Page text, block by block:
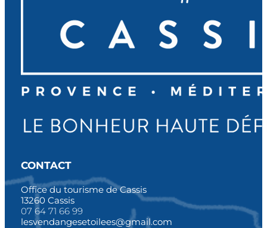
CONTACT
Office du tourisme de Cassis
13260 Cassis
07 64 71 66 99
lesvendangesetoilees@gmail.com